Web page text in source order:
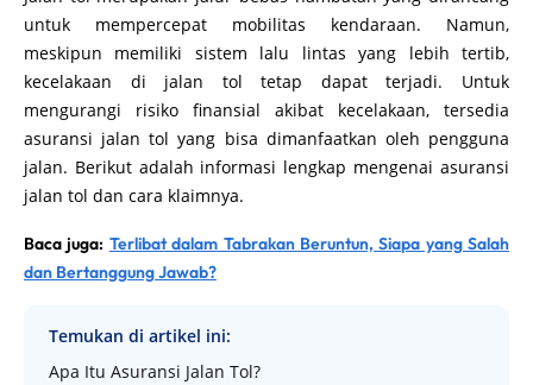
untuk mempercepat mobilitas kendaraan. Namun,
meskipun memiliki sistem lalu lintas yang lebih tertib,
kecelakaan di jalan tol tetap dapat terjadi. Untuk
mengurangi risiko finansial akibat kecelakaan, tersedia
asuransi jalan tol yang bisa dimanfaatkan oleh pengguna
jalan. Berikut adalah informasi lengkap mengenai asuransi
jalan tol dan cara klaimnya.
Baca juga: Terlibat dalam Tabrakan Beruntun, Siapa yang Salah
dan Bertanggung Jawab?
Temukan di artikel ini:
Apa Itu Asuransi Jalan Tol?